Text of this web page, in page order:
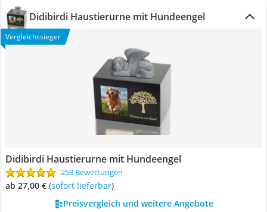
Didibirdi Haustierurne mit Hundeengel
Vergleichssieger
Didibirdi Haustierurne mit Hundeengel
253 Bewertungen
ab 27,00 € ( Sofort lieferbar)
Preisvergleich und weitere Angebote